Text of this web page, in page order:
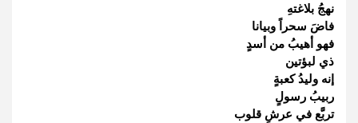
نهجُ بلاغتهِ
فاضَ سحراً وبيانا
فهو أهيبُ من أسدٍ
ذي لبؤتين
إنه وليدُ كعبةٍ
ربيبُ رسولٍ
تربَّع في عرشِ قلوب